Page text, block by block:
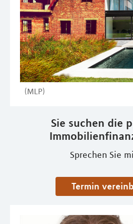
(MLP)
Sie suchen die
Sprechen Sie
Termin